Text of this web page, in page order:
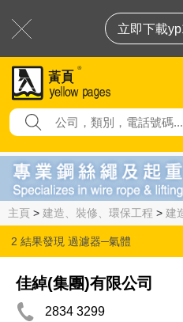
立即下載
主頁 > 建造、裝修、環保工程 > 建
2 結果發現 過濾器─氣體
佳綽(集團)有限公司
2834 3299